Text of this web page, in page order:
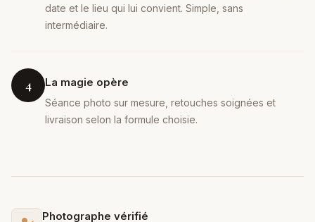
date et le lieu qui lui convient. Simple, sans
intermédiaire.
4 La magie opère
Séance photo sur mesure, retouches soignées et
livraison selon la formule choisie.
Photographe vérifié